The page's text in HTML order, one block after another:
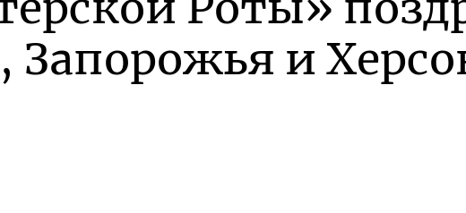
Запорожья и